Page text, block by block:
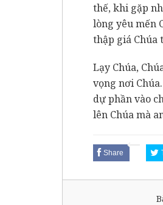
thế, khi gặp
lòng yêu mến
thập giá Chúa
Lạy Chúa,
vọng nơi
dự phần vào
lên Chúa mà
Share